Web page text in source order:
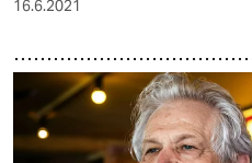
16.6.2021